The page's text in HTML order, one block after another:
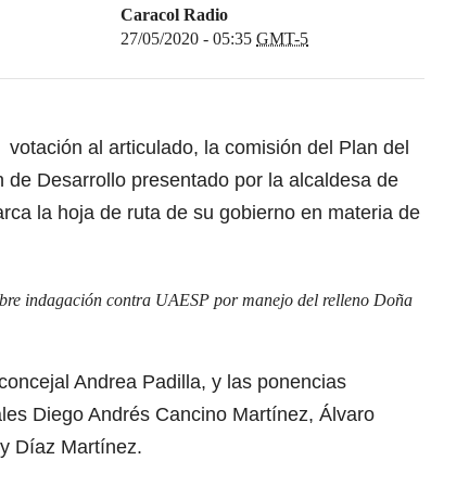
Caracol Radio
27/05/2020 - 05:35 GMT-5
al articulado, la comisión del Plan del
Desarrollo presentado por la alcaldesa de
la hoja de ruta de su gobierno en materia de
indagación contra UAESP por manejo del relleno Doña
Andrea Padilla, y las ponencias
Diego Andrés Cancino Martínez, Álvaro
Díaz Martínez.